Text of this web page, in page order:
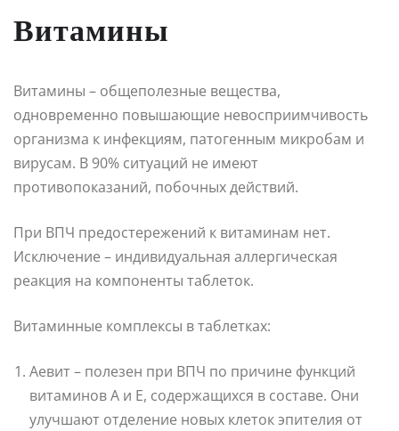
Витамины
Витамины – общеполезные вещества,
одновременно повышающие невосприимчивость
организма к инфекциям, патогенным микробам и
вирусам. В 90% ситуаций не имеют
противопоказаний, побочных действий.
При ВПЧ предостережений к витаминам нет.
Исключение – индивидуальная аллергическая
реакция на компоненты таблеток.
Витаминные комплексы в таблетках:
Аевит – полезен при ВПЧ по причине функций
витаминов А и Е, содержащихся в составе. Они
улучшают отделение новых клеток эпителия от